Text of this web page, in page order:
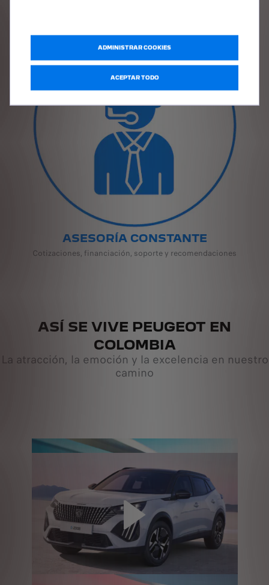
ASESORÍA CONSTANTE
Cotizaciones, financiación, soporte y recomendaciones
ASÍ SE VIVE PEUGEOT EN
COLOMBIA
La atracción, la emoción y la excelencia en nuestro
camino
ADMINISTRAR COOKIES
ACEPTAR TODO